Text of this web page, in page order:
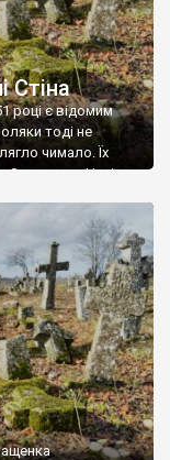
Стіна
році є відомим
тоді не
чимало. Їх
Замковим. Нині на
епітафії стер […]